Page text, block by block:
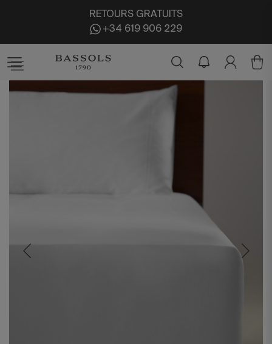
RETOURS GRATUITS
+34 619 906 229